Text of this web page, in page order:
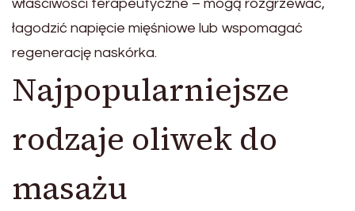
właściwości terapeutyczne – mogą rozgrzewać,
łagodzić napięcie mięśniowe lub wspomagać
regenerację naskórka.
Najpopularniejsze
rodzaje oliwek do
masażu